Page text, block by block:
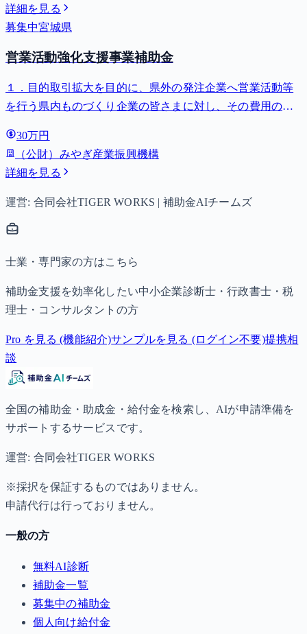
詳細を見る
募集中宮城県
営業活動強化支援事業補助金
１．目的取引拡大を目的に、県外の発注企業へ営業活動等
を行う県内ものづくり企業の皆さまに対し、その費用の一
す。
30万円
（公財）みやぎ産業振興機構
詳細を見る
運営: 合同会社TIGER WORKS | 補助金AIチームズ
士業・専門家の方はこちら
補助金支援を効率化したい中小企業診断士・行政書士・税
理士・コンサルタントの方
Pro を見る (機能紹介)サンプルを見る (ログイン不要)提携相
談
全国の補助金・助成金・給付金を検索し、AIが申請準備を
サポートするサービスです。
運営: 合同会社TIGER WORKS
※採択を保証するものではありません。
申請代行は行っておりません。
一般の方
無料AI診断
補助金一覧
募集中の補助金
個人向け給付金